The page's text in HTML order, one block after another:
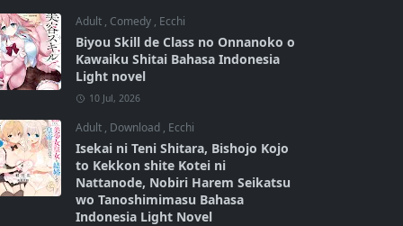
Adult , Comedy , Ecchi
Biyou Skill de Class no Onnanoko o
Kawaiku Shitai Bahasa Indonesia
Light novel
10 Jul, 2026
Adult , Download , Ecchi
Isekai ni Teni Shitara, Bishojo Kojo
to Kekkon shite Kotei ni
Nattanode, Nobiri Harem Seikatsu
wo Tanoshimimasu Bahasa
Indonesia Light Novel